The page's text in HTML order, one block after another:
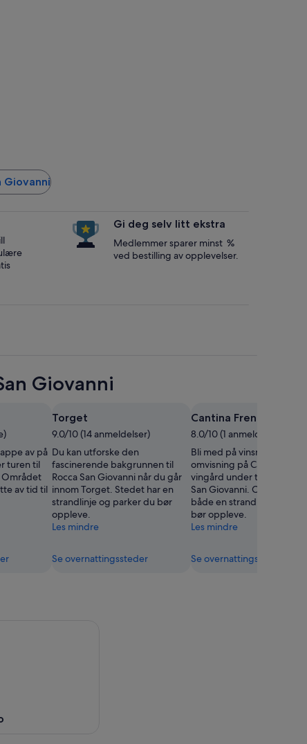
Giovanni
Gi deg selv litt ekstra
Medlemmer sparer minst %
ved bestilling av opplevelser.
Giovanni
av på
turen til
Området
av tid til
Torget
9.0/10 (14 anmeldelser)
Du kan utforske den
fascinerende bakgrunnen til
Rocca San Giovanni når du går
innom Torget. Stedet har en
strandlinje og parker du bør
oppleve.
Les mindre
Se overnattingssteder
Cantina Frentana
8.0/10 (1 anmeldelse)
Bli med på vinsmaking
omvisning på Cantina
vingård under turen til
San Giovanni. Området har
både en strandlinje og
bør oppleve.
Les mindre
Se overnattingssteder